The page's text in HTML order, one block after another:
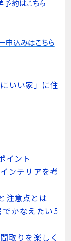
いい家」に住
イント
ンテリアを考
注意点とは
かなえたい5
取りを楽しく